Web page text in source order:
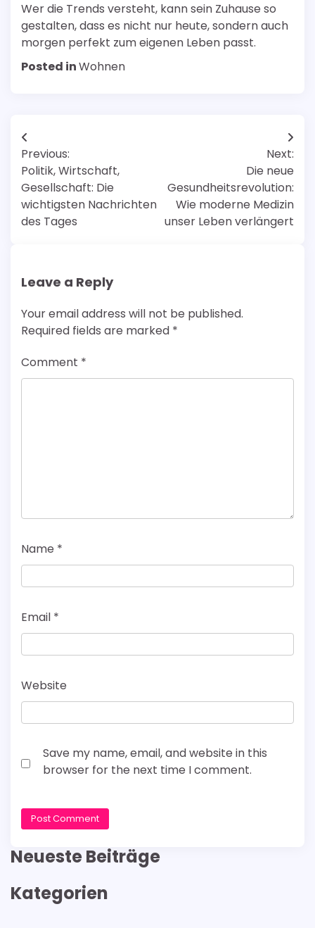
Wer die Trends versteht, kann sein Zuhause so
gestalten, dass es nicht nur heute, sondern auch
morgen perfekt zum eigenen Leben passt.
Posted inWohnen
Post
navigation
Previous:
Politik, Wirtschaft,
Gesellschaft: Die
wichtigsten Nachrichten
des Tages
Next:
Die neue
Gesundheitsrevolution:
Wie moderne Medizin
unser Leben verlängert
Leave a Reply
Your email address will not be published.
Required fields are marked *
Comment *
Name *
Email *
Website
Save my name, email, and website in this
browser for the next time I comment.
Neueste Beiträge
Kategorien